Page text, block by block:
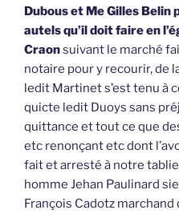
Dubous et Me Gilles
autels qu’il doit faire en
Craonsuivant le marché
notaire pour y recourir, de
ledit Martinet s’est tenu à
quicte ledit Duoys sans
quittance et tout ce que
etc renonçant etc dont
fait et arresté à notre
homme Jehan Paulinard
François Cadotz